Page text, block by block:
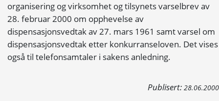
organisering og virksomhet og tilsynets varselbrev av
28. februar 2000 om opphevelse av
dispensasjonsvedtak av 27. mars 1961 samt varsel om
dispensasjonsvedtak etter konkurranseloven. Det vises
også til telefonsamtaler i sakens anledning.
Publisert: 28.06.2000